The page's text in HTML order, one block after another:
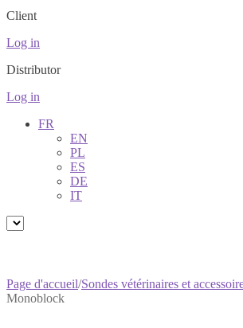
Client
Log in
Distributor
Log in
FR
EN
PL
ES
DE
IT
Page d'accueil/Sondes vétérinaires et
Monoblock